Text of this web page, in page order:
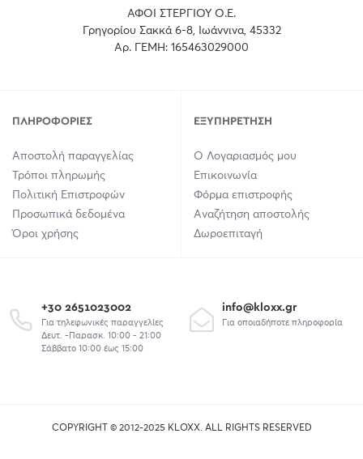
ΑΦΟΙ ΣΤΕΡΓΙΟΥ Ο.Ε.
Γρηγορίου Σακκά 6-8, Ιωάννινα, 45332
Αρ. ΓΕΜΗ: 165463029000
ΠΛΗΡΟΦΟΡΊΕΣ
Αποστολή παραγγελίας
Τρόποι πληρωμής
Πολιτική Επιστροφών
Προσωπικά δεδομένα
Όροι χρήσης
ΕΞΥΠΗΡΈΤΗΣΗ
Ο Λογαριασμός μου
Επικοινωνία
Φόρμα επιστροφής
Αναζήτηση αποστολής
Δωροεπιταγή
+30 2651023002
Για τηλεφωνικές παραγγελίες
Δευτ. -Παρασκ. 10:00 - 21:00
Σάββατο 10:00 έως 15:00
info@kloxx.gr
Για οποιαδήποτε πληροφορία
COPYRIGHT © 2012-2025 KLOXX. ALL RIGHTS RESERVED